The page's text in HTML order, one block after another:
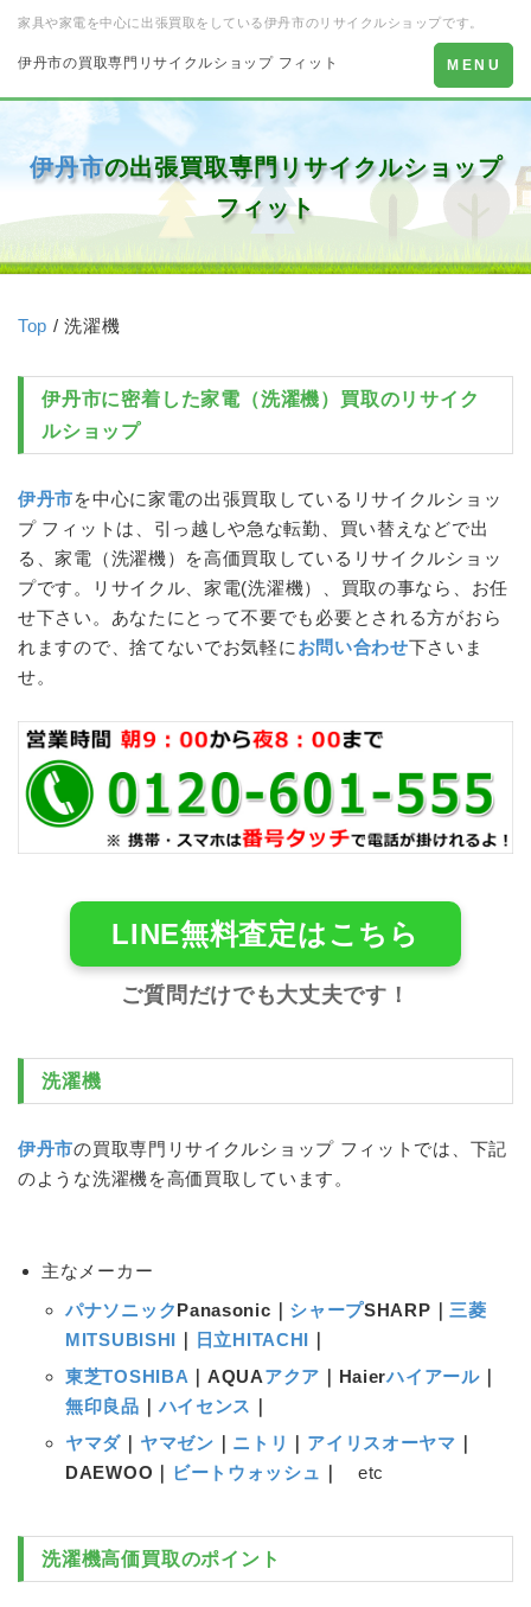
家具や家電を中心に出張買取をしている伊丹市のリサイクルショップです。
伊丹市の買取専門リサイクルショップ フィット
Toggle
navigation
MENU
伊丹市の出張買取専門リサイクルショップ
フィット
Top / 洗濯機
伊丹市に密着した家電（洗濯機）買取のリサイク
ルショップ
伊丹市を中心に家電の出張買取しているリサイクルショッ
プ フィットは、引っ越しや急な転勤、買い替えなどで出
る、家電（洗濯機）を高価買取しているリサイクルショッ
プです。リサイクル、家電(洗濯機）、買取の事なら、お任
せ下さい。あなたにとって不要でも必要とされる方がおら
れますので、捨てないでお気軽に お問い合わせ下さいま
せ。
LINE無料査定はこちら
ご質問だけでも大丈夫です！
洗濯機
伊丹市の買取専門リサイクルショップ フィットでは、下記
のような洗濯機を高価買取しています。
主なメーカー
パナソニックPanasonic｜ シャープSHARP｜ 三菱
MITSUBISHI ｜ 日立HITACHI ｜
東芝TOSHIBA ｜AQUAアクア ｜Haierハイアール｜
無印良品 ｜ハイセンス ｜
ヤマダ ｜ ヤマゼン ｜ ニトリ ｜ アイリスオーヤマ ｜
DAEWOO｜ ビートウォッシュ ｜ etc
洗濯機高価買取のポイント